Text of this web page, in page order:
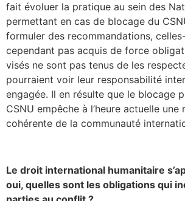
fait évoluer la pratique au sein des
permettant en cas de blocage du
formuler des recommandations,
cependant pas acquis de force
visés ne sont pas tenus de les
pourraient voir leur responsabilité
engagée. Il en résulte que le blocage
CSNU empêche à l’heure actuelle une
cohérente de la communauté
Le droit international humanitaire
oui, quelles sont les obligations qui